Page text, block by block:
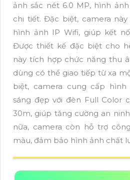
ảnh sắc nét 6.0 MP, hình
chi tiết. Đặc biệt, camera
hình ảnh IP Wifi, giúp kết
Được thiết kế đặc biệt cho
này tích hợp chức năng thu
dùng có thể giao tiếp từ xa
biệt, camera cung cấp
sáng đẹp với đèn Full Color
30m, giúp tăng cường an
nữa, camera còn hỗ trợ
màu, đảm bảo hình ảnh chất